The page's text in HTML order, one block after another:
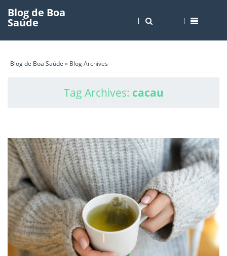
Blog de Boa
Saúde
Blog de Boa Saúde » Blog Archives
Tag Archives: cacau